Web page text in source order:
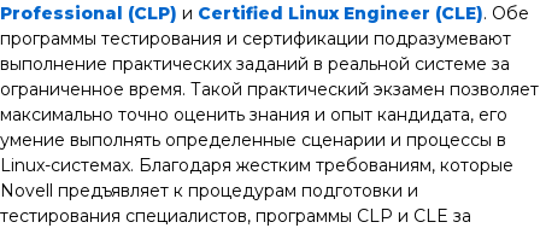
Professional (CLP) и Certified Linux Engineer (CLE). Обе
программы тестирования и сертификации подразумевают
выполнение практических заданий в реальной системе за
ограниченное время. Такой практический экзамен позволяет
максимально точно оценить знания и опыт кандидата, его
умение выполнять определенные сценарии и процессы в
Linux-системах. Благодаря жестким требованиям, которые
Novell предъявляет к процедурам подготовки и
тестирования специалистов, программы CLP и CLE за